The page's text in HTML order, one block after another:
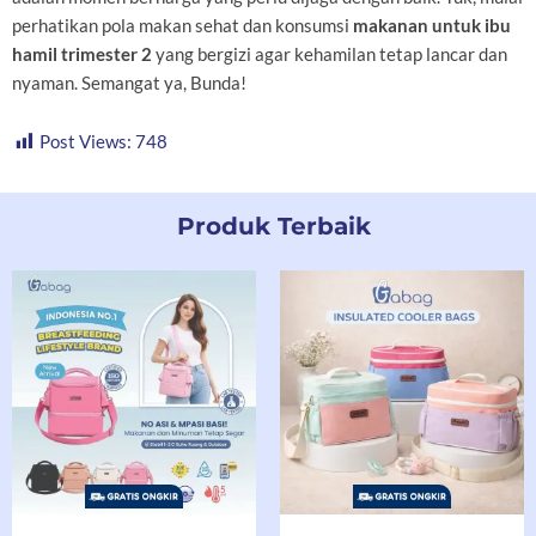
perhatikan pola makan sehat dan konsumsi makanan untuk ibu
hamil trimester 2 yang bergizi agar kehamilan tetap lancar dan
nyaman. Semangat ya, Bunda!
Post Views: 748
Produk Terbaik